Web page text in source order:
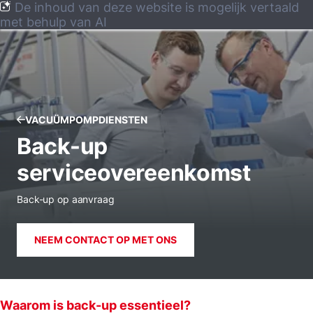
De inhoud van deze website is mogelijk vertaald
met behulp van AI
VACUÜMPOMPDIENSTEN
Back-up
serviceovereenkomst
Back-up op aanvraag
NEEM CONTACT OP MET ONS
Waarom is back-up essentieel?